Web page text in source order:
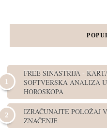
FREE SINASTRIJA -
SOFTVERSKA ANALIZA
HOROSKOPA
IZRAČUNAJTE POLOŽAJ
ZNAČENJE